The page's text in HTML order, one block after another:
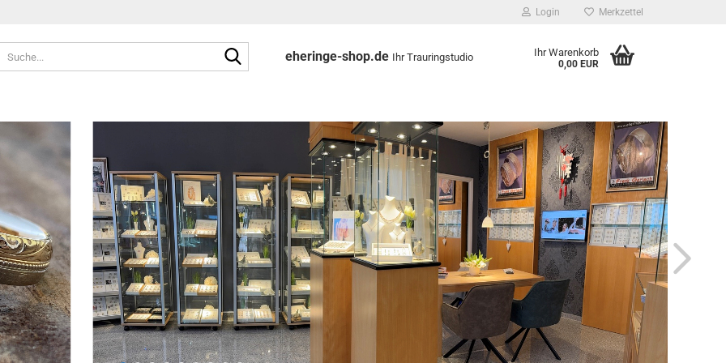
Login Merkzettel
eheringe-shop.de Ihr Trauringstudio Ihr Warenkorb
0,00 EUR